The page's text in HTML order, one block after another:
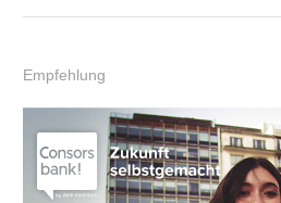
Empfehlung